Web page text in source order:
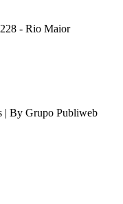
- Rio Maior
| By Grupo Publiweb